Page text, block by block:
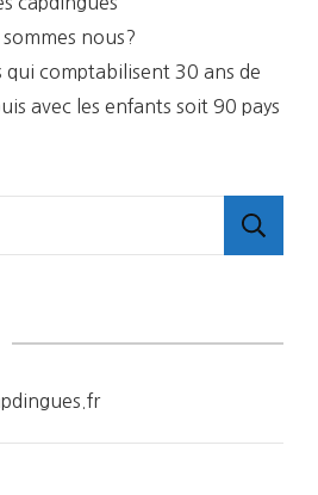
nous?
qui comptabilisent 30 ans de
avec les enfants soit 90 pays